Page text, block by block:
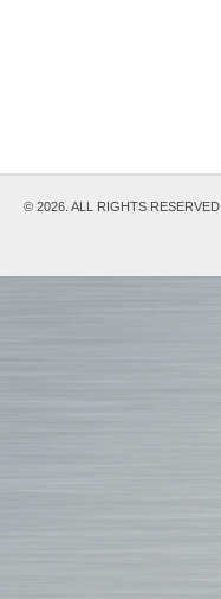
© 2026. ALL RIGHTS RESERVED